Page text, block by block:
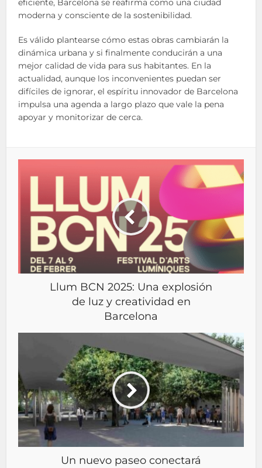
eficiente, Barcelona se reafirma como una ciudad
moderna y consciente de la sostenibilidad.
Es válido plantearse cómo estas obras cambiarán la
dinámica urbana y si finalmente conducirán a una
mejor calidad de vida para sus habitantes. En la
actualidad, aunque los inconvenientes puedan ser
difíciles de ignorar, el espíritu innovador de Barcelona
impulsa una agenda a largo plazo que vale la pena
apoyar y monitorizar de cerca.
Llum BCN 2025: Una explosión
de luz y creatividad en
Barcelona
Un nuevo paseo conectará